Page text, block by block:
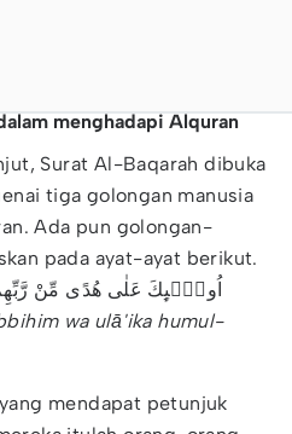
menghadapi Alquran
Surat Al-Baqarah dibuka
tiga golongan manusia
Ada pun golongan-
pada ayat-ayat berikut.
اُولٰۤىِٕكَ عَلٰى هُدًى مِّنْ
wa ulā'ika humul-
mendapat petunjuk